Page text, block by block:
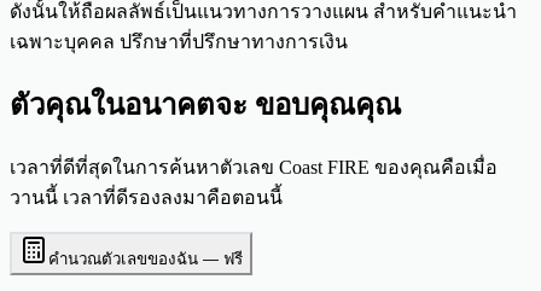
ดังนั้นให้ถือผลลัพธ์เป็นแนวทางการวางแผน สำหรับคำแนะนำ
เฉพาะบุคคล ปรึกษาที่ปรึกษาทางการเงิน
ตัวคุณในอนาคตจะ ขอบคุณคุณ
เวลาที่ดีที่สุดในการค้นหาตัวเลข Coast FIRE ของคุณคือเมื่อ
วานนี้ เวลาที่ดีรองลงมาคือตอนนี้
คำนวณตัวเลขของฉัน — ฟรี